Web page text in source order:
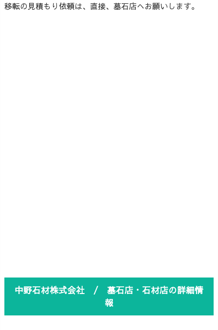
移転の見積もり依頼は、直接、墓石店へお願いします。
中野石材株式会社 / 墓石店・石材店の詳細情
報